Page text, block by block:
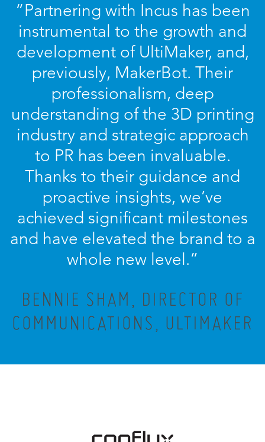
“Partnering with Incus has been
instrumental to the growth and
development of UltiMaker, and,
previously, MakerBot. Their
professionalism, deep
understanding of the 3D printing
industry and strategic approach
to PR has been invaluable.
Thanks to their guidance and
proactive insights, we’ve
achieved significant milestones
and have elevated the brand to a
whole new level.”
BENNIE SHAM, DIRECTOR OF
COMMUNICATIONS, ULTIMAKER